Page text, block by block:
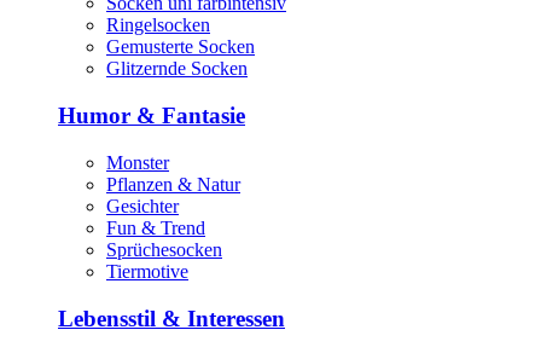
Ringelsocken
Gemusterte Socken
Glitzernde Socken
Humor & Fantasie
Monster
Pflanzen & Natur
Gesichter
Fun & Trend
Sprüchesocken
Tiermotive
Lebensstil & Interessen